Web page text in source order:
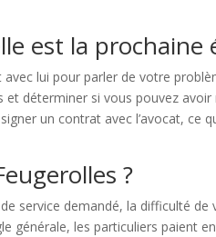
est la prochaine
lui pour parler de votre
déterminer si vous pouvez
un contrat avec l’avocat, ce
?
service demandé, la difficulté
les particuliers paient